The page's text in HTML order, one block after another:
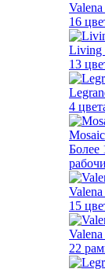
16
Living
13
4
Mosaic
Более
15
22